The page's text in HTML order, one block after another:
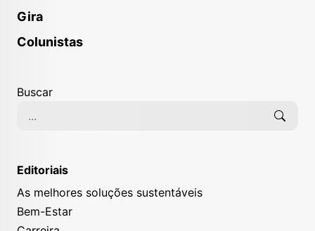
Gira
Colunistas
Buscar
Editoriais
As melhores soluções sustentáveis
Bem-Estar